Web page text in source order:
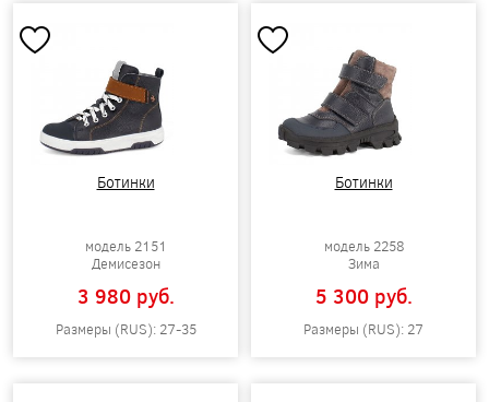
Ботинки
модель 2151
Демисезон
3 980 pуб.
Размеры (RUS): 27-35
Ботинки
модель 2258
Зима
5 300 pуб.
Размеры (RUS): 27